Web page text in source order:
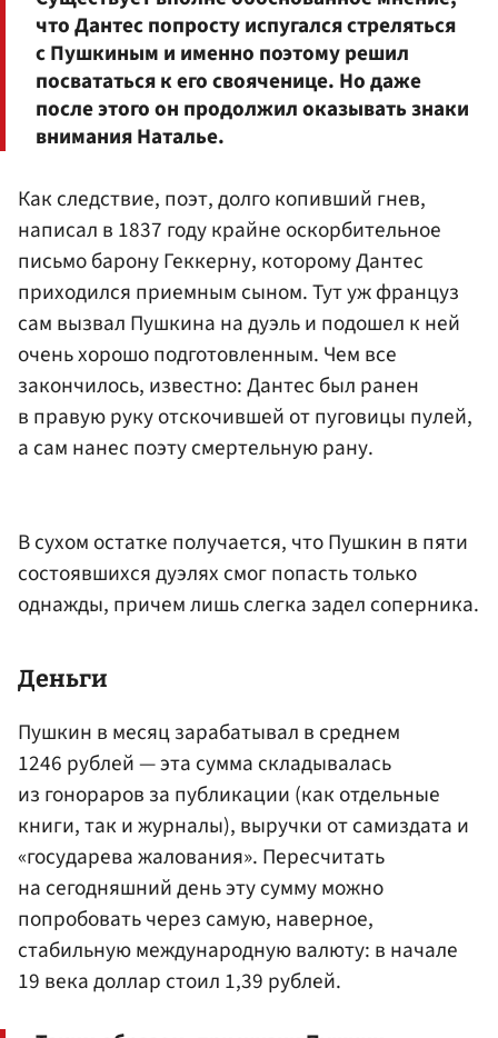
что Дантес попросту испугался стреляться
с Пушкиным и именно поэтому решил
посвататься к его свояченице. Но даже
после этого он продолжил оказывать знаки
внимания Наталье.
Как следствие, поэт, долго копивший гнев,
написал в 1837 году крайне оскорбительное
письмо барону Геккерну, которому Дантес
приходился приемным сыном. Тут уж француз
сам вызвал Пушкина на дуэль и подошел к ней
очень хорошо подготовленным. Чем все
закончилось, известно: Дантес был ранен
в правую руку отскочившей от пуговицы пулей,
а сам нанес поэту смертельную рану.
В сухом остатке получается, что Пушкин в пяти
состоявшихся дуэлях смог попасть только
однажды, причем лишь слегка задел соперника.
Деньги
Пушкин в месяц зарабатывал в среднем
1246 рублей — эта сумма складывалась
из гонораров за публикации (как отдельные
книги, так и журналы), выручки от самиздата и
«государева жалования». Пересчитать
на сегодняшний день эту сумму можно
попробовать через самую, наверное,
стабильную международную валюту: в начале
19 века доллар стоил 1,39 рублей.